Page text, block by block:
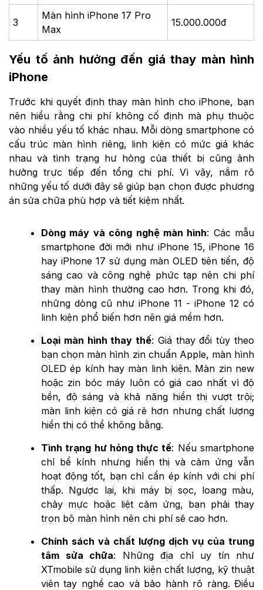
3
Màn hình ​iPhone 17 Pro
Max
15.000.000đ
Yếu tố ảnh hưởng đến giá thay màn hình
iPhone
Trước khi quyết định thay màn hình cho iPhone, bạn
nên hiểu rằng chi phí không cố định mà phụ thuộc
vào nhiều yếu tố khác nhau. Mỗi dòng smartphone có
cấu trúc màn hình riêng, linh kiện có mức giá khác
nhau và tình trạng hư hỏng của thiết bị cũng ảnh
hưởng trực tiếp đến tổng chi phí. Vì vậy, nắm rõ
những yếu tố dưới đây sẽ giúp bạn chọn được phương
án sửa chữa phù hợp và tiết kiệm nhất.
Dòng máy và công nghệ màn hình: Các mẫu
smartphone đời mới như iPhone 15, iPhone 16
hay iPhone 17 sử dụng màn OLED tiên tiến, độ
sáng cao và công nghệ phức tạp nên chi phí
thay màn hình thường cao hơn. Trong khi đó,
những dòng cũ như iPhone 11 - iPhone 12 có
linh kiện phổ biến hơn nên giá mềm hơn.
Loại màn hình thay thế: Giá thay đổi tùy theo
bạn chọn màn hình zin chuẩn Apple, màn hình
OLED ép kính hay màn linh kiện. Màn zin new
hoặc zin bóc máy luôn có giá cao nhất vì độ
bền, độ sáng và khả năng hiển thị vượt trội;
màn linh kiện có giá rẻ hơn nhưng chất lượng
hiển thị có thể không bằng.
Tình trạng hư hỏng thực tế: Nếu smartphone
chỉ bể kính nhưng hiển thị và cảm ứng vẫn
hoạt động tốt, bạn chỉ cần ép kính với chi phí
thấp. Ngược lại, khi máy bị sọc, loang màu,
chảy mực hoặc liệt cảm ứng, bạn phải thay
trọn bộ màn hình nên chi phí sẽ cao hơn.
Chính sách và chất lượng dịch vụ của trung
tâm sửa chữa: Những địa chỉ uy tín như
XTmobile sử dụng linh kiện chất lượng, kỹ thuật
viên tay nghề cao và bảo hành rõ ràng. Điều